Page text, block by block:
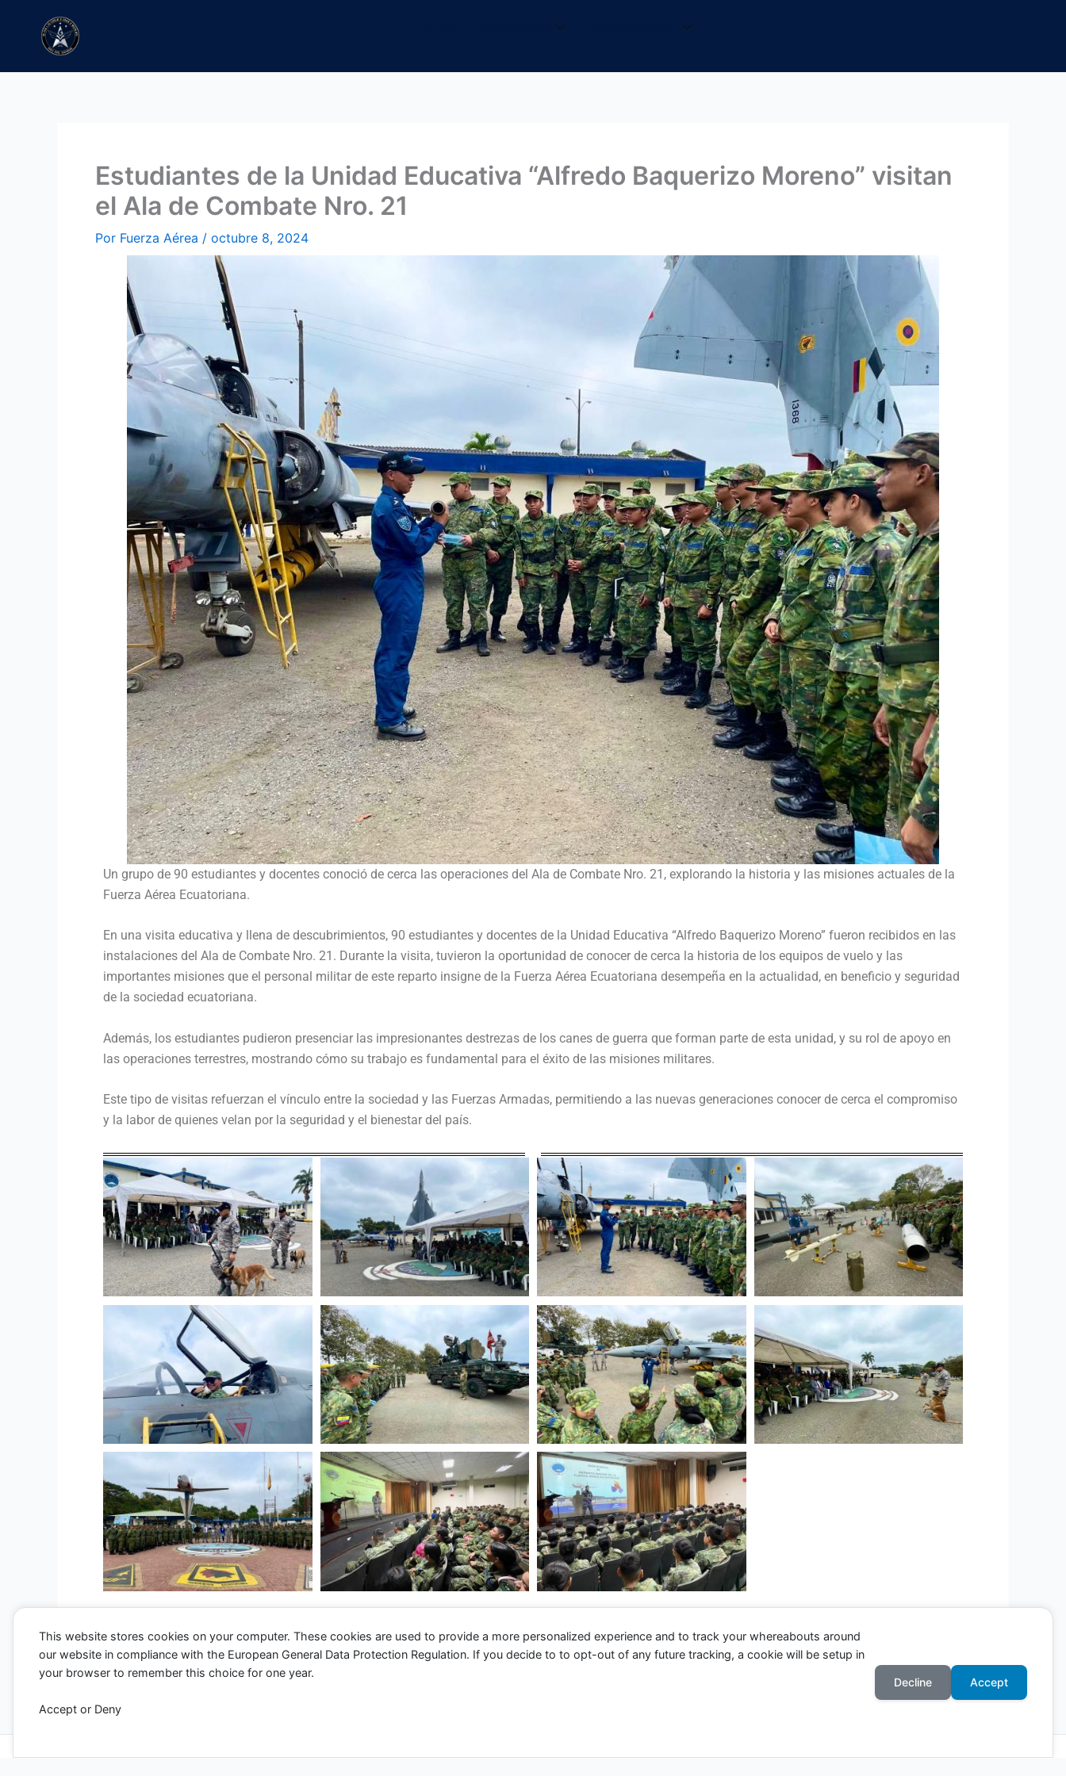
contenido
Estudiantes de la Unidad Educativa “Alfredo Baquerizo Moreno” visitan
el Ala de Combate Nro. 21
Por Fuerza Aérea / octubre 8, 2024
Un grupo de 90 estudiantes y docentes conoció de cerca las operaciones del Ala de Combate Nro. 21, explorando la historia y las misiones actuales de la
Fuerza Aérea Ecuatoriana.
En una visita educativa y llena de descubrimientos, 90 estudiantes y docentes de la Unidad Educativa “Alfredo Baquerizo Moreno” fueron recibidos en las
instalaciones del Ala de Combate Nro. 21. Durante la visita, tuvieron la oportunidad de conocer de cerca la historia de los equipos de vuelo y las
importantes misiones que el personal militar de este reparto insigne de la Fuerza Aérea Ecuatoriana desempeña en la actualidad, en beneficio y seguridad
de la sociedad ecuatoriana.
Además, los estudiantes pudieron presenciar las impresionantes destrezas de los canes de guerra que forman parte de esta unidad, y su rol de apoyo en
las operaciones terrestres, mostrando cómo su trabajo es fundamental para el éxito de las misiones militares.
Este tipo de visitas refuerzan el vínculo entre la sociedad y las Fuerzas Armadas, permitiendo a las nuevas generaciones conocer de cerca el compromiso
y la labor de quienes velan por la seguridad y el bienestar del país.
←Entrada anterior Entrada siguiente
Todos los derechos © 2026 Fuerza Aérea Ecuatoriana | Funciona gracias aTema Astra para WordPress
This website stores cookies on your computer. These cookies are used to provide a more personalized experience and to track your whereabouts around
our website in compliance with the European General Data Protection Regulation. If you decide to to opt-out of any future tracking, a cookie will be setup in
your browser to remember this choice for one year.
Accept or Deny
Decline Accept